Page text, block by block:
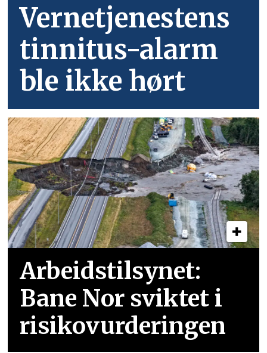
Vernetjenestens
tinnitus-alarm
ble ikke hørt
Arbeidstilsynet:
Bane Nor sviktet i
risikovurderingen